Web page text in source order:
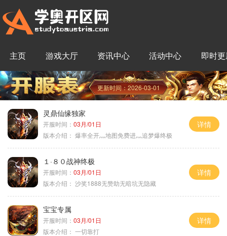
主页 游戏大厅 资讯中心 活动中心 即时
更新时间：2026-03-01
灵鼎仙缘独家
开服时间： 03月/01日
版本介绍： 爆率全开灬地图免费进灬追梦爆终极
详情
１·８０战神终极
开服时间： 03月/01日
版本介绍： 沙奖1888无赞助无暗坑无隐藏
详情
宝宝专属
开服时间： 03月/01日
版本介绍： 一切靠打
详情